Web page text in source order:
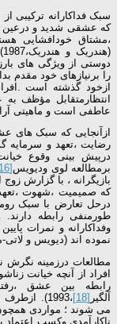
سبک فداکارانه ترکیبی
که عشقی شدید و درعین
،مشتاق خودافشایی
دوستی از ویژگی های
ازخود گذشته است
انتظارمتقابل مؤظف
عاطفی است و ماهیتی آرام
ازآنجایی که سبک های
رضایت ،تعهد و سرمایه
برمطالعه لوی ودیویس [16]
بازیگرانه ، با گزارش
که صمیمیت ،شهوت
درحل تعارض با سبک
طورمنفی رابطه دارند.
وفداکارانه و نمرات
نموده اند (دیویس و
مطالعات درزمینه
افراد از آنچه خیانت
رابطه بین عشق
آلگیر [18]
،1993).
می شوند ؛ مواردی همچون
ناکارآمدی وکسب